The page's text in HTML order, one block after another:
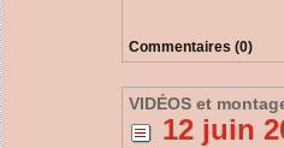
Commentaires (0)
VIDÉOS et
12 juin